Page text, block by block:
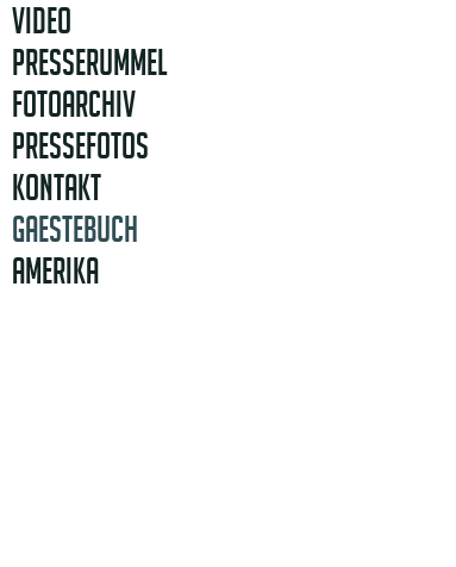
VIDEO
PRESSERUMMEL
FOTOARCHIV
PRESSEFOTOS
KONTAKT
GAESTEBUCH
AMERIKA